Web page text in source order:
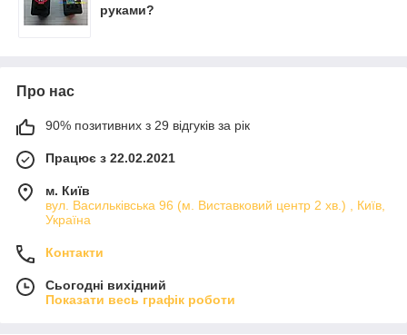
руками?
Про нас
90% позитивних з 29 відгуків за рік
Працює з 22.02.2021
м. Київ
вул. Васильківська 96 (м. Виставковий центр 2 хв.) , Київ,
Україна
Контакти
Сьогодні вихідний
Показати весь графік роботи